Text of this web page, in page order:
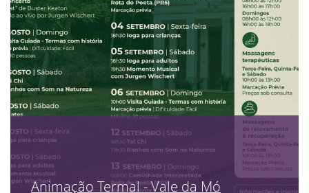
Animação Termal - Vale da Mó